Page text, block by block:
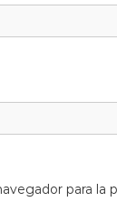
para la